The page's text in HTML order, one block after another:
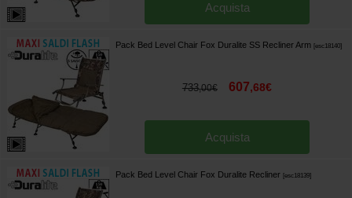
Acquista
Pack Bed Level Chair Fox Duralite SS Recliner Arm [esc18140]
733,00€ 607,68€
Acquista
Pack Bed Level Chair Fox Duralite Recliner [esc18139]